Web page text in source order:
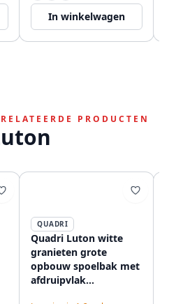
In winkelwagen
PRODUCTEN
QUADRI
Quadri Luton witte
granieten grote
opbouw spoelbak met
afdruipvlak